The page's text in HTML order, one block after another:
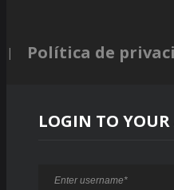
Política de
LOGIN TO